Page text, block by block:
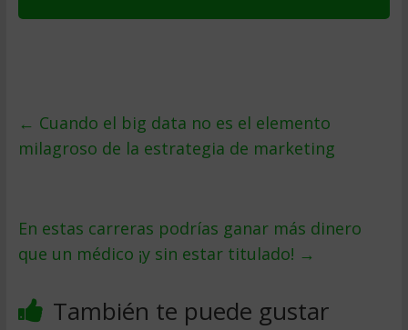
← Cuando el big data no es el elemento
milagroso de la estrategia de marketing
En estas carreras podrías ganar más dinero
que un médico ¡y sin estar titulado! →
También te puede gustar